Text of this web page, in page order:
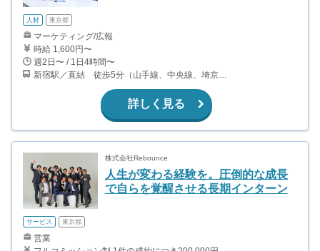
人材 東京都
マーケティング/広報
時給 1,600円〜
週2日〜 / 1日4時間〜
新宿駅／直結 徒歩5分（山手線、中央線、埼京線、湘南新宿ライン） 都庁前駅／直結 徒歩5分（都営大江戸線） 西新宿駅 徒歩10分（丸ノ内線）
詳しく見る
株式会社Rebounce
人生が変わる経験を。圧倒的な成長
で自らを覚醒させる長期インターン
サービス 東京都
営業